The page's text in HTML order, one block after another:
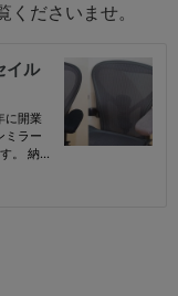
ださいませ。